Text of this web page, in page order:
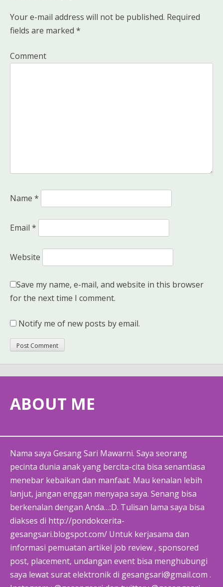
Your e-mail address will not be published. Required
fields are marked *
Comment
Name *
Email *
Website
Save my name, e-mail, and website in this browser
for the next time I comment.
Notify me of new posts by email.
ABOUT ME
Nama saya Gesang Sari Mawarni. Saya seorang
pecinta dunia anak yang bercita-cita bisa senantiasa
menebar kebaikan dan manfaat. Mau kenalan lebih
lanjut, jangan enggan menyapa saya. Senang bisa
berkenalan dengan Anda…:D. Tulisan lama saya bisa
diakses di http://pondokcerita-
gesangsari.blogspot.com/ Untuk kerjasama dan
informasi pemuatan artikel job review , sponsored
post, placement, undangan event bisa menghubungi
saya lewat surat elektronik di gesangsari@gmail.com .